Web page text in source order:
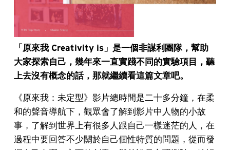
「原來我 Creativity is」是一個非謀利團隊，幫助
大家探索自己，幾年來一直實踐不同的實驗項目，聽
上去沒有概念的話，那就繼續看這篇文章吧。
《原來我：未定型》影片總時間是二十多分鐘，在柔
和的聲音導航下，觀眾會了解到影片中人物的小故
事，了解到世界上有很多人跟自己一樣迷茫的人，在
過程中要回答不少關於自己個性特質的問題，從而發